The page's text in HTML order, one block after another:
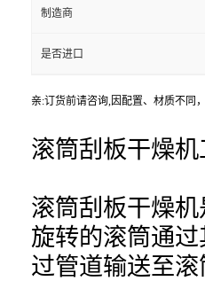
制造商
是否进口
亲:订货前请咨询,因配置、材质不同
滚筒刮板干燥机
滚筒刮板干燥
旋转的滚筒通
过管道输送至